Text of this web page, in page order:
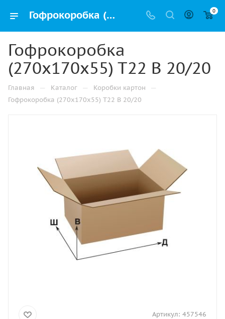
Гофрокоробка (270х170х55) Т22 В 20/20 купить дешево в Казани оптом и в розницу с доставкой 0
Гофрокоробка
(270х170х55) Т22 В 20/20
Главная — Каталог — Коробки картон —
Гофрокоробка (270х170х55) Т22 В 20/20
Артикул: 457546